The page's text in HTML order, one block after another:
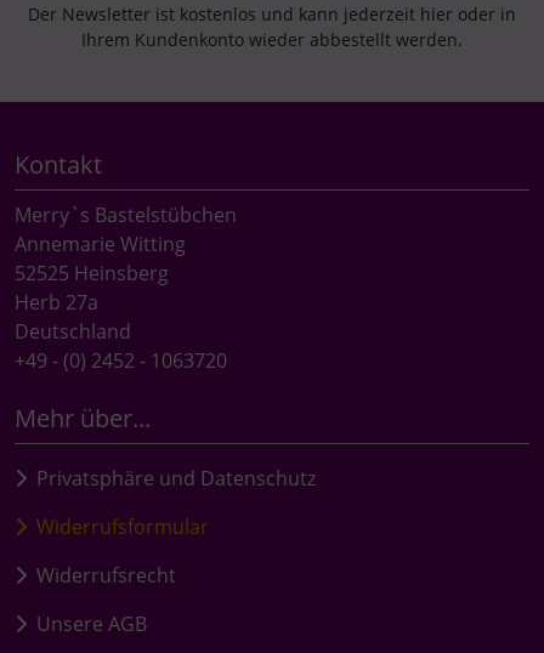
Der Newsletter ist kostenlos und kann jederzeit hier oder in
Ihrem Kundenkonto wieder abbestellt werden.
Kontakt
Merry`s Bastelstübchen
Annemarie Witting
52525 Heinsberg
Herb 27a
Deutschland
+49 - (0) 2452 - 1063720
Mehr über...
Privatsphäre und Datenschutz
Widerrufsformular
Widerrufsrecht
Unsere AGB